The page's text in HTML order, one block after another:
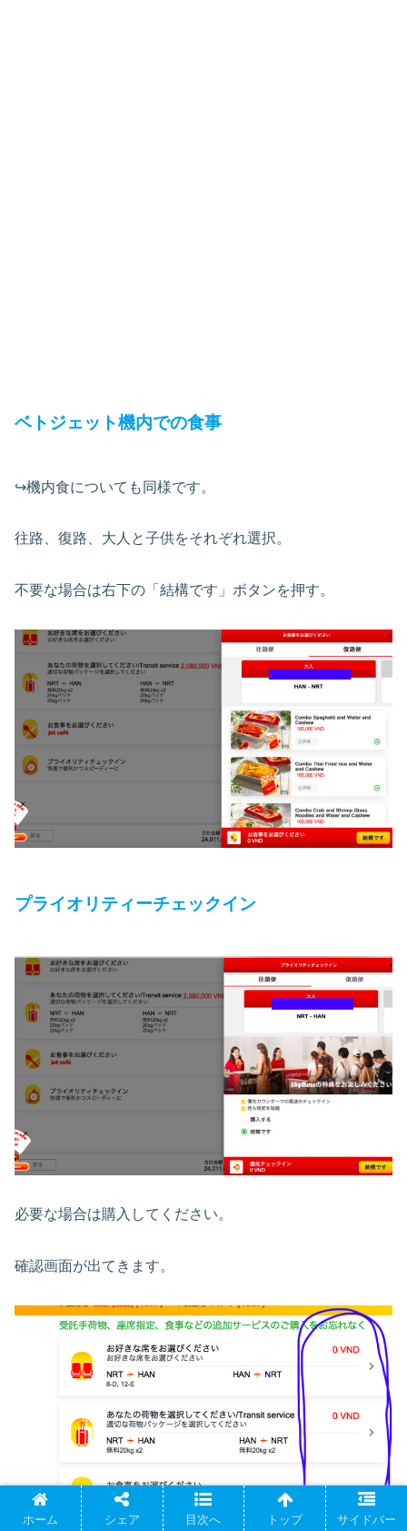
ベトジェット機内での食事
↪︎機内食についても同様です。
往路、復路、大人と子供をそれぞれ選択。
不要な場合は右下の「結構です」ボタンを押す。
プライオリティーチェックイン
必要な場合は購入してください。
確認画面が出てきます。
ホーム シェア 目次へ トップ サイドバー